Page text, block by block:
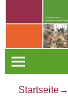
Startseite→